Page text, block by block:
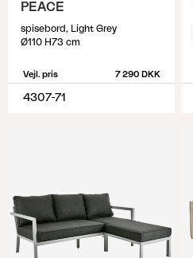
PEACE
spisebord, Light Grey
Ø110 H73 cm
Vejl. pris 7 290 DKK
4307-71